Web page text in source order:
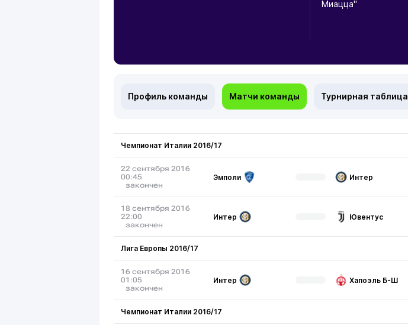
Миацца"
Профиль команды Матчи команды Турнирная таблица
Чемпионат Италии 2016/17
22 сентября 2016
00:45
закончен
Эмполи Интер
18 сентября 2016
22:00
закончен
Интер Ювентус
Лига Европы 2016/17
16 сентября 2016
01:05
закончен
Интер Хапоэль Б-Ш
Чемпионат Италии 2016/17